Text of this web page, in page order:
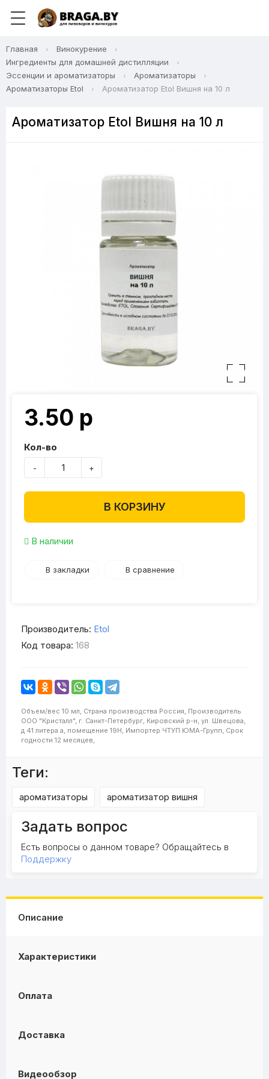
Главная
Винокурение
Ингредиенты для домашней дистилляции
Эссенции и ароматизаторы
Ароматизаторы
Ароматизаторы Etol
Ароматизатор Etol Вишня на 10 л
Ароматизатор Etol Вишня на 10 л
3.50 р
Кол-во
- +
В КОРЗИНУ
В наличии
В закладки В сравнение
Производитель: Etol
Код товара: 168
Объем/вес 10 мл, Страна производства Россия, Производитель
ООО "Кристалл", г. Санкт-Петербург, Кировский р-н, ул. Швецова,
д 41 литера а, помещение 19Н, Импортер ЧТУП ЮМА-Групп, Срок
годности 12 месяцев,
Теги:
ароматизаторы ароматизатор вишня
Задать вопрос
Есть вопросы о данном товаре? Обращайтесь в
Поддержку
Описание
Характеристики
Оплата
Доставка
Видеообзор